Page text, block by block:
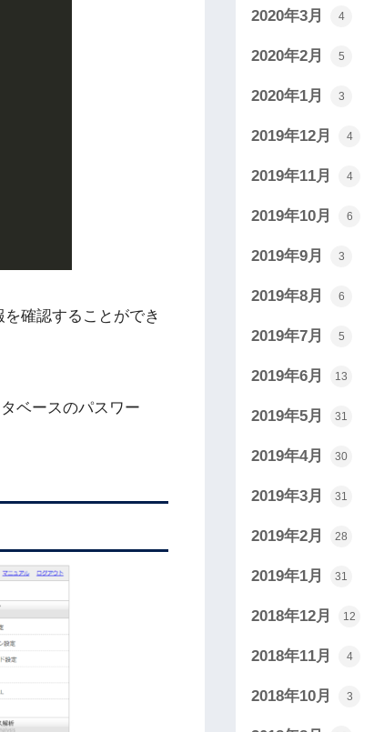
確認することができ
ベースのパスワー
2020年3月 4
2020年2月 5
2020年1月 3
2019年12月 4
2019年11月 4
2019年10月 6
2019年9月 3
2019年8月 6
2019年7月 5
2019年6月 13
2019年5月 31
2019年4月 30
2019年3月 31
2019年2月 28
2019年1月 31
2018年12月 12
2018年11月 4
2018年10月 3